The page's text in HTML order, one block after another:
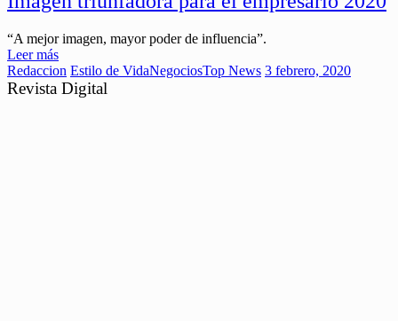
“A mejor imagen, mayor poder de influencia”.
Leer más
Redaccion Estilo de VidaNegociosTop News 3 febrero, 2020
Revista Digital